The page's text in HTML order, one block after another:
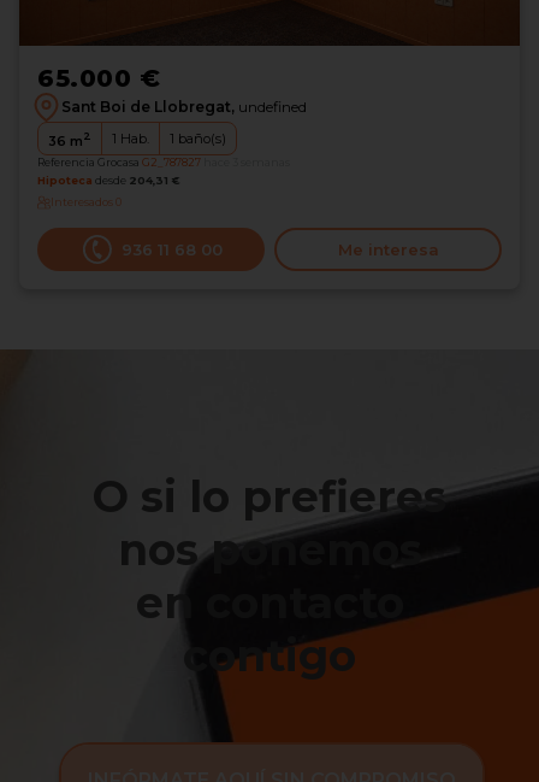
65.000 €
Sant Boi de Llobregat, undefined
36 m2 1 Hab. 1 baño(s)
Referencia Grocasa G2_787827
Hipoteca desde 204,31 €
Interesados0
936 11 68 00 Me interesa
O si lo prefieres
nos ponemos
en contacto
contigo